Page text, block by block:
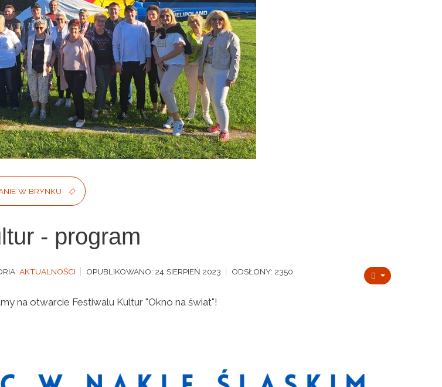
W BRYNKU
- program
AKTUALNOŚCI OPUBLIKOWANO: 24 SIERPIEŃ 2023 ODSŁONY: 2350
na otwarcie Festiwalu Kultur "Okno na świat"!